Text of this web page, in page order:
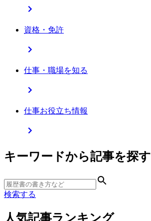
資格・免許
仕事・職場を知る
仕事お役立ち情報
キーワードから記事を探す
検索する
人気記事ランキング